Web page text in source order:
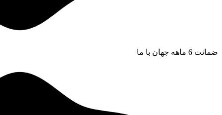
ضمانت 6 ماهه جهان با ما